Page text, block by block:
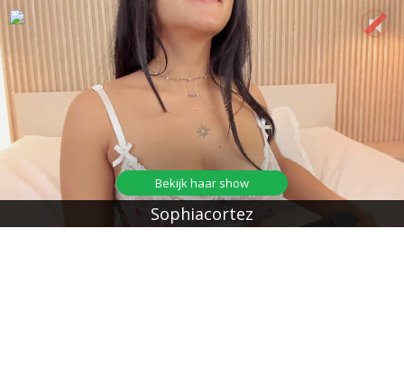
Sophiacortez
Bekijk haar show